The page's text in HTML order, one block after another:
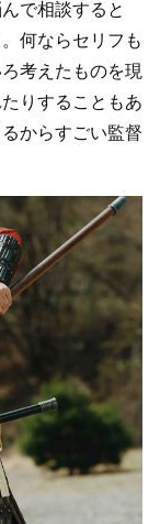
で相談すると
何ならセリフも
考えたものを現
りすることもあ
からすごい監督